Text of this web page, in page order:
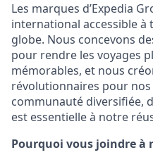
Les marques d’Expedia
international accessible à
globe. Nous concevons
pour rendre les voyages
mémorables, et nous
révolutionnaires pour
communauté diversifiée,
est essentielle à notre
Pourquoi vous joindre à